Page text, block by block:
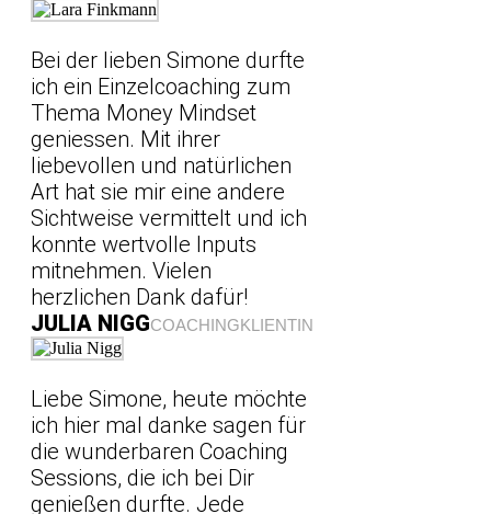
Bei der lieben Simone durfte
ich ein Einzelcoaching zum
Thema Money Mindset
geniessen. Mit ihrer
liebevollen und natürlichen
Art hat sie mir eine andere
Sichtweise vermittelt und ich
konnte wertvolle Inputs
mitnehmen. Vielen
herzlichen Dank dafür!
JULIA NIGGCOACHINGKLIENTIN
Liebe Simone, heute möchte
ich hier mal danke sagen für
die wunderbaren Coaching
Sessions, die ich bei Dir
genießen durfte. Jede